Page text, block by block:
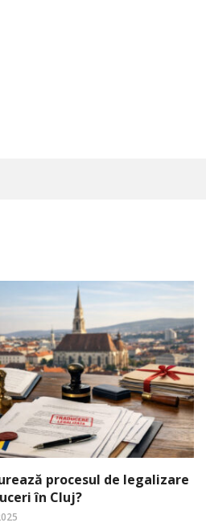
procesul de legalizare
în Cluj?